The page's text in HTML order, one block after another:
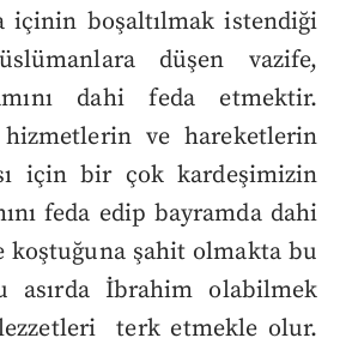
içinin boşaltılmak istendiği
düşen vazife,
dahi feda etmektir.
ve hareketlerin
için bir çok kardeşimizin
feda edip bayramda dahi
koştuğuna şahit olmakta bu
asırda İbrahim olabilmek
terk etmekle olur.